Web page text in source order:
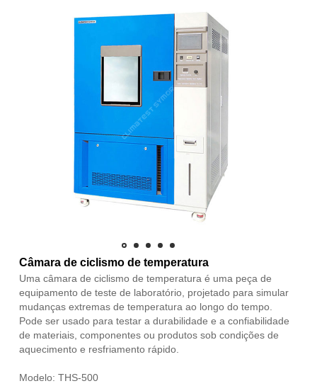
Câmara de ciclismo de temperatura
Uma câmara de ciclismo de temperatura é uma peça de
equipamento de teste de laboratório, projetado para simular
mudanças extremas de temperatura ao longo do tempo.
Pode ser usado para testar a durabilidade e a confiabilidade
de materiais, componentes ou produtos sob condições de
aquecimento e resfriamento rápido.
Modelo: THS-500